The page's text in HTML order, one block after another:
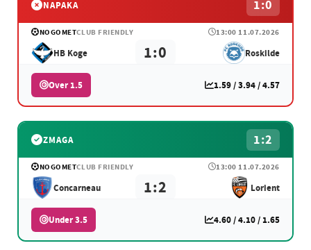
NAPAKA 1:0
NOGOMETCLUB FRIENDLY 13:00 11.07.2026
HB Koge 1:0 Roskilde
Over 1.5 1.59 / 3.94 / 4.57
ZMAGA 1:2
NOGOMETCLUB FRIENDLY 13:00 11.07.2026
Concarneau 1:2 Lorient
Under 3.5 4.60 / 4.10 / 1.65